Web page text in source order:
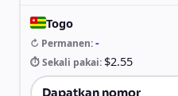
Togo
↻ Permanen:-
⏱ Sekali pakai: $2.55
Dapatkan nomor